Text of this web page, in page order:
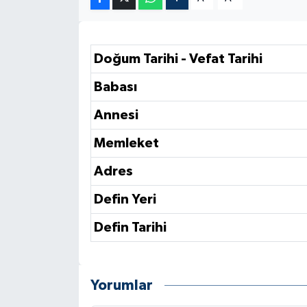
Doğum Tarihi - Vefat Tarihi
Babası
Annesi
Memleket
Adres
Defin Yeri
Defin Tarihi
Yorumlar